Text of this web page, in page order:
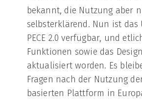
bekannt, die Nutzung aber
selbsterklärend. Nun ist das
PECE 2.0 verfügbar, und
Funktionen sowie das
aktualisiert worden. Es
Fragen nach der Nutzung
basierten Plattform in